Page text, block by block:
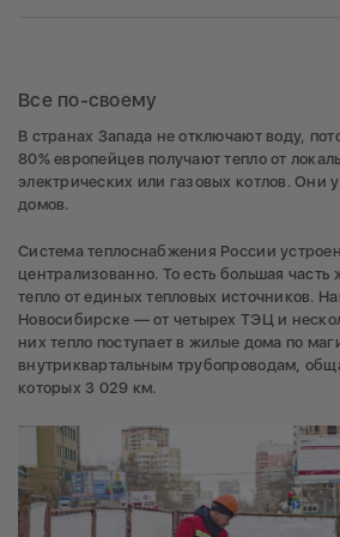
Все по-своему
В странах Запада не отключают воду,
80% европейцев получают тепло от
электрических или газовых котлов. Они
домов.
Система теплоснабжения России
централизованно. То есть большая
тепло от единых тепловых источников.
Новосибирске — от четырех ТЭЦ и
них тепло поступает в жилые дома по
внутриквартальным трубопроводам,
которых 3 029 км.